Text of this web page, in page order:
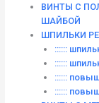
ВИНТЫ С
ШАЙБОЙ
ШПИЛЬКИ
::::::
::::::
::::::
::::::